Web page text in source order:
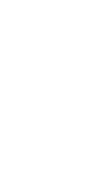
Tor die
unser